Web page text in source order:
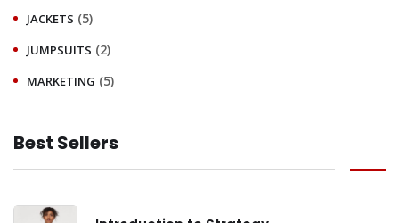
JACKETS (5)
JUMPSUITS (2)
MARKETING (5)
Best Sellers